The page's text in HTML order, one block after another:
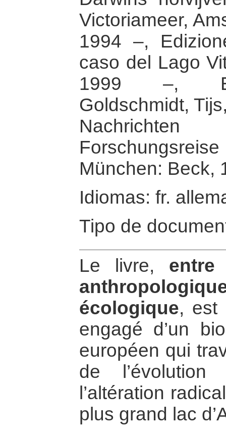
Victoriameer,
1994 –,
caso del Lago
1999 –,
Goldschmidt,
München: Beck,
Idiomas: fr.
Tipo de
Le livre, entre
écologique, est
engagé d’un
européen qui
de
l’altération
plus grand lac